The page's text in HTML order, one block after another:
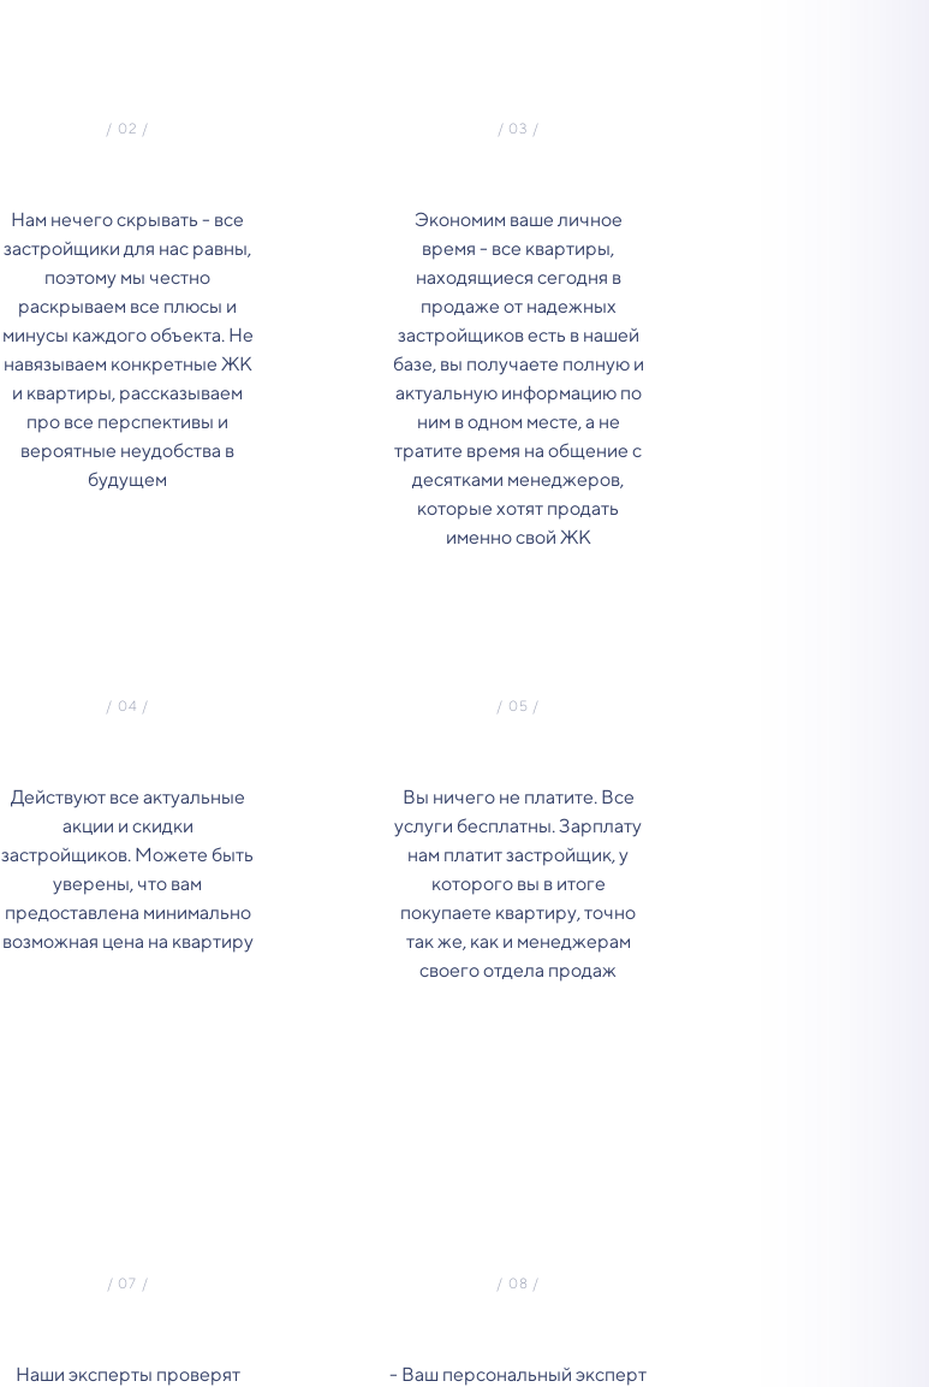
Нам нечего скрывать - все
застройщики для нас равны,
поэтому мы честно
раскрываем все плюсы и
минусы каждого объекта. Не
навязываем конкретные ЖК
и квартиры, рассказываем
про все перспективы и
вероятные неудобства в
будущем
Экономим ваше личное
время - все квартиры,
находящиеся сегодня в
продаже от надежных
застройщиков есть в нашей
базе, вы получаете полную и
актуальную информацию по
ним в одном месте, а не
тратите время на общение с
десятками менеджеров,
которые хотят продать
именно свой ЖК
Действуют все актуальные
акции и скидки
застройщиков. Можете быть
уверены, что вам
предоставлена минимально
возможная цена на квартиру
Вы ничего не платите. Все
услуги бесплатны. Зарплату
нам платит застройщик, у
которого вы в итоге
покупаете квартиру, точно
так же, как и менеджерам
своего отдела продаж
Наши эксперты проверят - Ваш персональный эксперт